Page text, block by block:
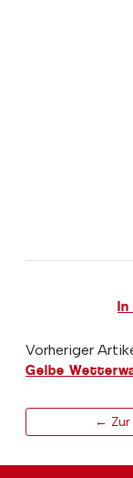
Vorheriger
Gelbe
← Zur